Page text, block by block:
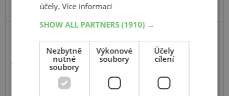
4 672 Kč
Momentálně nedostupné
účely.Více informací
SHOW ALL PARTNERS(1910) →
Nezbytně
nutné
soubory
Výkonové
soubory
Účely
cílení